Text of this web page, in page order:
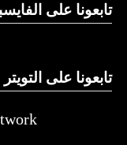
تابعونا على
تابعونا على التويتر